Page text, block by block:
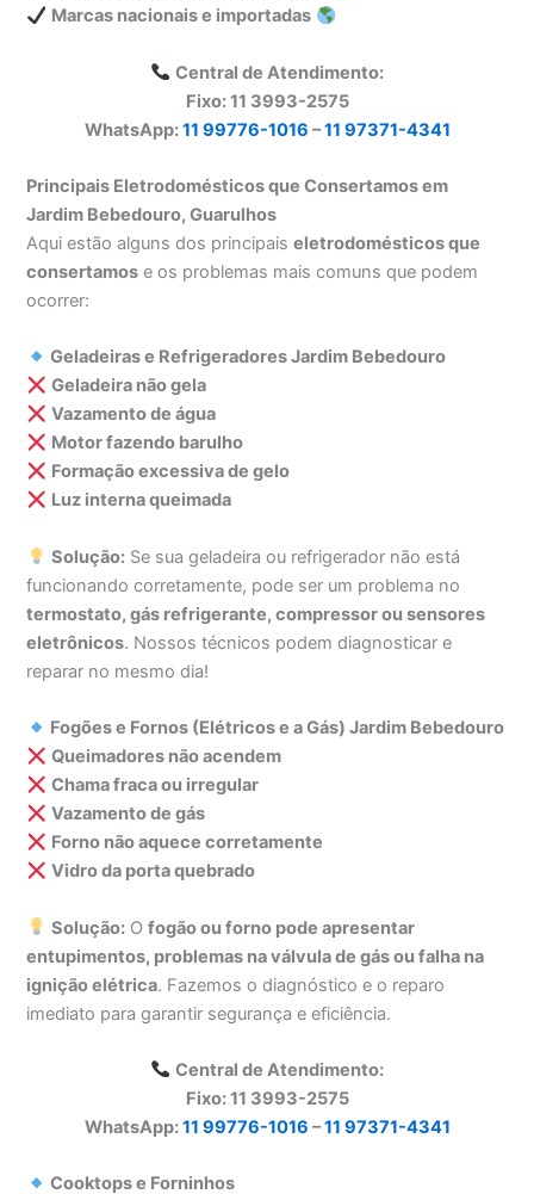
Marcas nacionais e importadas
Central de Atendimento:
Fixo: 11 3993-2575
WhatsApp:11 99776-1016 –11 97371-4341
Principais Eletrodomésticos que Consertamos em
Jardim Bebedouro, Guarulhos
Aqui estão alguns dos principaiseletrodomésticos que
consertamos e os problemas mais comuns que podem
ocorrer:
Geladeiras e Refrigeradores Jardim Bebedouro
Geladeira não gela
Vazamento de água
Motor fazendo barulho
Formação excessiva de gelo
Luz interna queimada
Solução: Se sua geladeira ou refrigerador não está
funcionando corretamente, pode ser um problema no
termostato, gás refrigerante, compressor ou sensores
eletrônicos. Nossos técnicos podem diagnosticar e
reparar no mesmo dia!
Fogões e Fornos (Elétricos e a Gás) Jardim Bebedouro
Queimadores não acendem
Chama fraca ou irregular
Vazamento de gás
Forno não aquece corretamente
Vidro da porta quebrado
Solução: Ofogão ou forno pode apresentar
entupimentos, problemas na válvula de gás ou falha na
ignição elétrica. Fazemos o diagnóstico e o reparo
imediato para garantir segurança e eficiência.
Central de Atendimento:
Fixo: 11 3993-2575
WhatsApp:11 99776-1016 –11 97371-4341
Cooktops e Forninhos